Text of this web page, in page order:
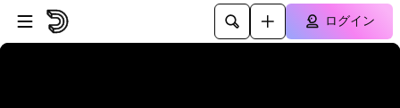
プレイヤーにスキップ
メインコンテンツにスキップ
ログイン